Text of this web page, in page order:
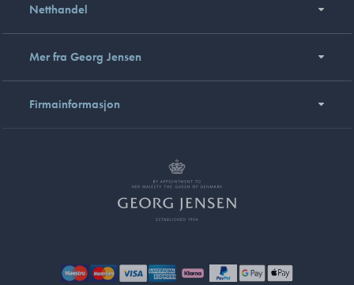
Netthandel
Mer fra Georg Jensen
Firmainformasjon